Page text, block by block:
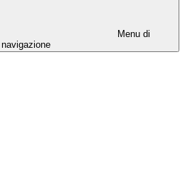
Menu di
navigazione